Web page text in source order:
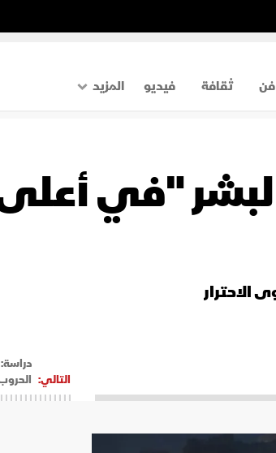
فن ثقافة فيديو
المزيد
اقتصاد
رياضة
البشر "في
الاحترار
التالي: